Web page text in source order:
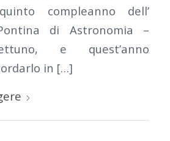
compleanno dell’
di Astronomia –
e quest’anno
in […]